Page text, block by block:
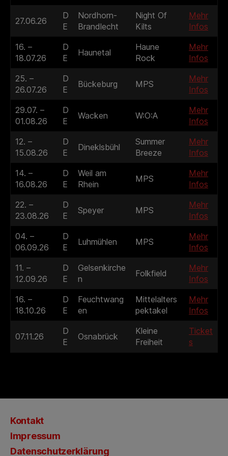
27.06.26
D
E
Nordhorn-
Brandlecht
Night Of
Kilts
Mehr
Infos
16. –
18.07.26
D
E
Haunetal
Haune
Rock
Mehr
Infos
25. –
26.07.26
D
E
Bückeburg MPS
Mehr
Infos
29.07. –
01.08.26
D
E
Wacken W:O:A
Mehr
Infos
12. –
15.08.26
D
E
Dineklsbühl
Summer
Breeze
Mehr
Infos
14. –
16.08.26
D
E
Weil am
Rhein
MPS
Mehr
Infos
22. –
23.08.26
D
E
Speyer MPS
Mehr
Infos
04. –
06.09.26
D
E
Luhmühlen MPS
Mehr
Infos
11. –
12.09.26
D
E
Gelsenkirche
n
Folkfield
Mehr
Infos
16. –
18.10.26
D
E
Feuchtwang
en
Mittelalters
pektakel
Mehr
Infos
07.11.26
D
E
Osnabrück
Kleine
Freiheit
Ticket
s
Kontakt
Impressum
Datenschutzerklärung